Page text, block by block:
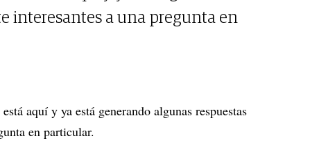
interesantes a una pregunta en
aquí y ya está generando algunas respuestas
en particular.